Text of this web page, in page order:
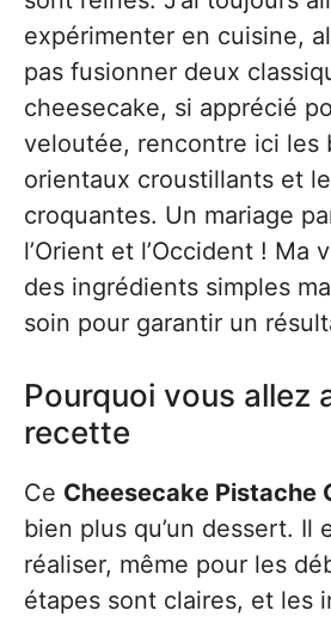
expérimenter en cuisine,
pas fusionner deux
cheesecake, si apprécié
veloutée, rencontre ici les
orientaux croustillants et
croquantes. Un mariage
l’Orient et l’Occident ! Ma
des ingrédients simples
soin pour garantir un
Pourquoi vous allez
recette
Ce Cheesecake Pistache
bien plus qu’un dessert. Il
réaliser, même pour les
étapes sont claires, et les